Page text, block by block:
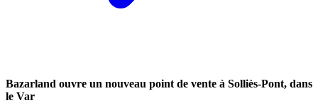
Bazarland ouvre un nouveau point de vente à Solliès-Pont, dans
le Var